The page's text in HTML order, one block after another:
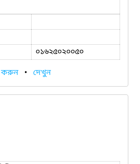
০১৬২৫০২০০৫০
করুন • দেখুন